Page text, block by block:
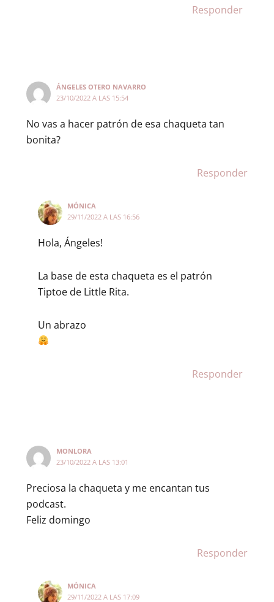
Responder
ÁNGELES OTERO NAVARRO
23/10/2022 A LAS 15:54
No vas a hacer patrón de esa chaqueta tan
bonita?
Responder
MÓNICA
29/11/2022 A LAS 16:56
Hola, Ángeles!
La base de esta chaqueta es el patrón
Tiptoe de Little Rita.
Un abrazo
Responder
MONLORA
23/10/2022 A LAS 13:01
Preciosa la chaqueta y me encantan tus
podcast.
Feliz domingo
Responder
MÓNICA
29/11/2022 A LAS 17:09